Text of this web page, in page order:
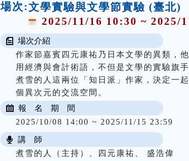
場次:文學實驗與文學節實驗 (臺北)
2025/11/16 10:30 ~ 2025/
場次介紹
作家節嘉賓四元康祐乃日本文學的異類，
用經濟與會計術語，不但是文學的實驗旗
煮雪的人這兩位「知日派」作家，決定一
個異次元的交流空間。
報 名 期 間
2025/10/08 14:00 ~ 2025/11/15 23:59
講 師
煮雪的人（主持）、四元康祐、 盛浩偉